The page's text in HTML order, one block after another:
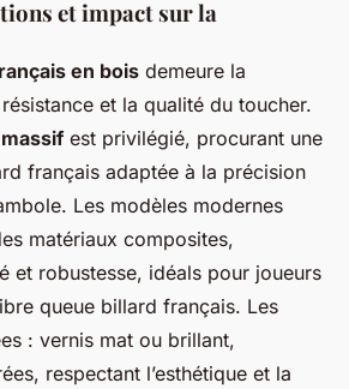
et impact sur la
en bois demeure la
et la qualité du toucher.
est privilégié, procurant une
français adaptée à la précision
Les modèles modernes
matériaux composites,
et robustesse, idéals pour joueurs
queue billard français. Les
: vernis mat ou brillant,
respectant l’esthétique et la